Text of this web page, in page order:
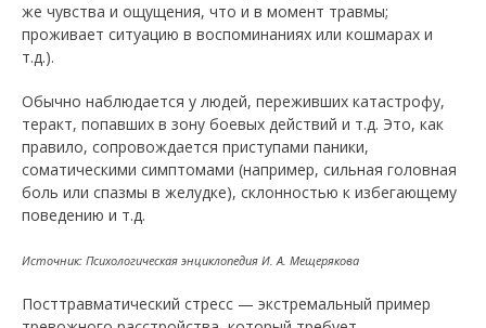
же чувства и ощущения, что и в момент травмы;
проживает ситуацию в воспоминаниях или кошмарах и
т.д.).
Обычно наблюдается у людей, переживших катастрофу,
теракт, попавших в зону боевых действий и т.д. Это, как
правило, сопровождается приступами паники,
соматическими симптомами (например, сильная головная
боль или спазмы в желудке), склонностью к избегающему
поведению и т.д.
Источник: Психологическая энциклопедия И. А. Мещерякова
Посттравматический стресс — экстремальный пример